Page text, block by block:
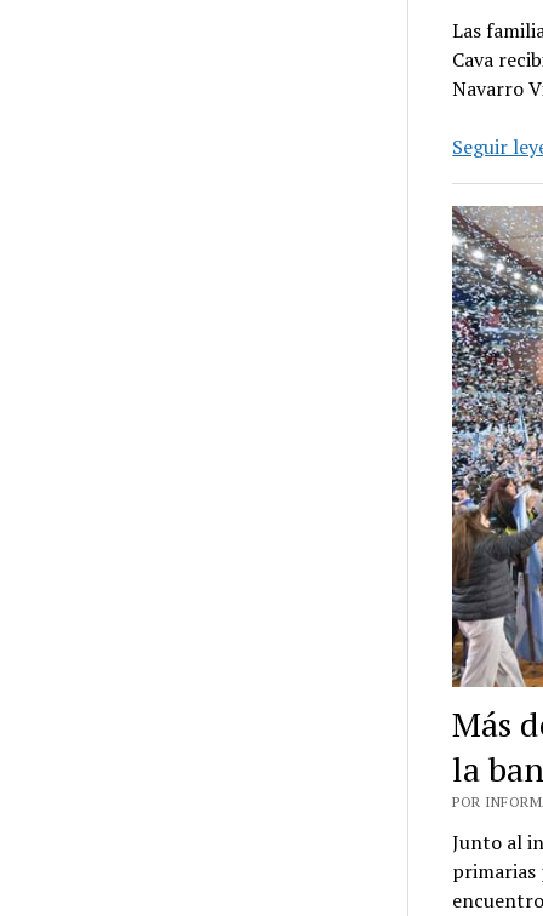
Las
Cava
Navarro
Seguir
Más
la
POR
Junto al
primarias